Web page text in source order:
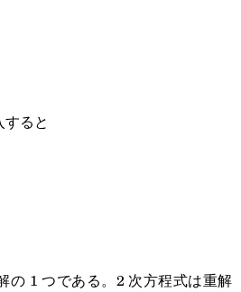
すると
の 1 つである。2 次方程式は重解